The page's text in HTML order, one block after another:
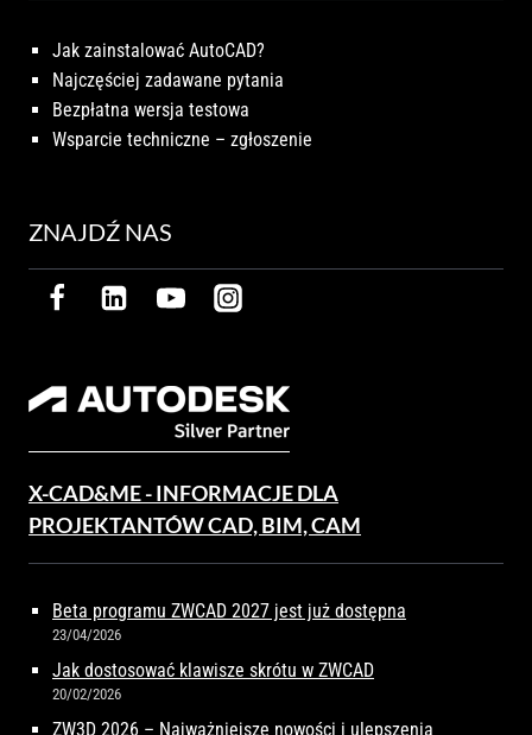
Jak zainstalować AutoCAD?
Najczęściej zadawane pytania
Bezpłatna wersja testowa
Wsparcie techniczne – zgłoszenie
ZNAJDŹ NAS
X-CAD&ME - INFORMACJE DLA
PROJEKTANTÓW CAD, BIM, CAM
Beta programu ZWCAD 2027 jest już dostępna
23/04/2026
Jak dostosować klawisze skrótu w ZWCAD
20/02/2026
ZW3D 2026 – Najważniejsze nowości i ulepszenia